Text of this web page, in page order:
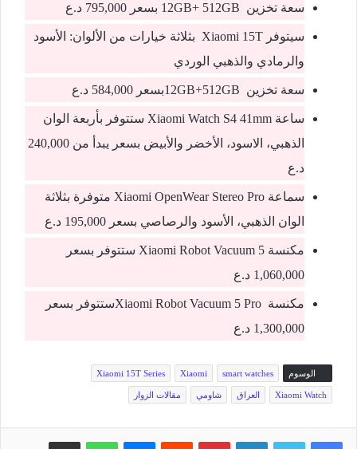
سعة تخزين 12GB+ 512GB بسعر 795,000 د.ع
سيتوفر Xiaomi 15T بثلاثة خيارات من الألوان: الأسود
والرمادي والذهبي الوردي
سعة تخزين 12GB+512GBبسعر 584,000 د.ع
ساعة Xiaomi Watch S4 41mm ستتوفر بأربعة الوان
الذهبي، الاسود، الأخضر والأبيض بسعر يبدأ من 240,000
د.ع
سماعة Xiaomi OpenWear Stereo Pro متوفرة بثلاثة
الوان الذهبي، الأسود والرصاصي بسعر 195,000 د.ع
مكنسة Xiaomi Robot Vacuum 5 ستتوفر بسعر
1,060,000 د.ع
مكنسة Xiaomi Robot Vacuum 5 Proستتوفر بسعر
1,300,000 د.ع
الوسوم smart watches
Xiaomi
Xiaomi 15T Series
Xiaomi Watch العراق شاومي مقالات الزوار
فيسبوك لينكدإن بينتيريست واتساب